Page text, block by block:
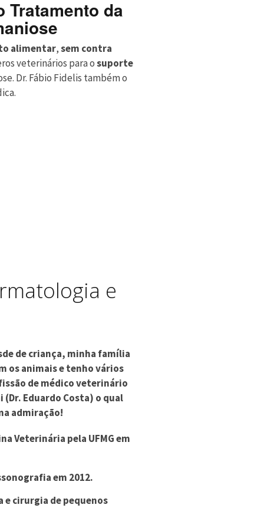
Tratamento da
alimentar,sem contra
veterinários para osuporte
Dr. Fábio Fidelis também o
e
de criança, minha família
os animais e tenho vários
de médico veterinário
Eduardo Costa) o qual
admiração!
Veterinária pela UFMG em
em 2012.
e cirurgia de pequenos